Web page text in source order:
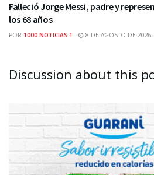
Falleció Jorge Messi, padre y
los 68 años
POR 1000 NOTICIAS 1 8 DE AGOSTO DE 2026
Discussion about this